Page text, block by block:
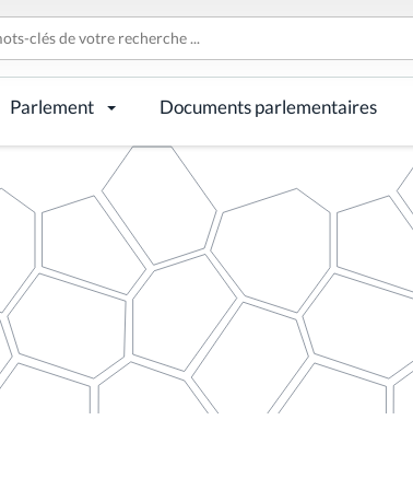
Parlement Documents parlementaires